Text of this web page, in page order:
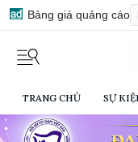
Bảng giá quảng cáo
TRANG CHỦ SỰ